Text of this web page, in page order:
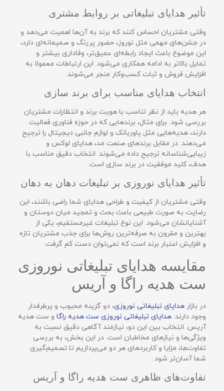
تأثیر هدایای تبلیغاتی بر روابط مشتری
وقتی مشتریان احساس کنند که برند به آن‌ها اهمیت می‌دهد و
در جشن‌های مهمی مثل نوروز، حضور پررنگ و صمیمانه‌ای دارد،
این موضوع باعث ایجاد رابطه‌ای عمیق‌تر، وفاداری بیشتر و
تمایل بالاتر به ادامه همکاری می‌شود. این ارتباطات معمولا به
افزایش فروش و ثبات کسب‌وکار منجر می‌شوند.
انتخاب هدایای مناسب برای برند سازی
هر هدیه باید از نظر تناسب با هویت برند و انتظارات مشتریان
بررسی شود. برای مثال، برندهایی که در حوزه فناوری فعالیت
دارند، هدیه‌هایی مثل پاوربانک و لوازم جانبی دیجیتال را ترجیح
می‌دهند. در مقابل برندهای صنعت مد، هدایای لوکس و
زیبایی‌شناسانه ترجیح داده می‌شوند. انتخاب دقیق مناسب با
هدف، کلید موفقیت در برند سازی است.
تأثیر هدایای نوروزی بر تبلیغات دهان به دهان
وقتی مشتریان از کیفیت و طراحی هدایای شما راضی باشند، این
رضایت به صورت طبیعی باعث بحث و تمجید میان دوستان و
آشنایانشان می‌شود. این نوع تبلیغات غیرمستقیم، یکی از
بهترین و مقرون به صرفه‌ترین روش‌ها برای جذب مشتریان تازه
و افزایش اعتبار برند است که نمی‌توان دست کم گرفت.
مقایسه هدایای تبلیغاتی نوروزی
ست هدیه راگا و آریس
در بازار هدایای تبلیغاتی نوروزی، دو گزینه محبوب و پرطرفدار
وجود دارند: هدایای تبلیغاتی نوروزی ست هدیه راگا و ست هدیه
آریس. انتخاب بین این دو، نیازمند آگاهی دقیق نسبت به
ویژگی‌ها و نیازهای مخاطبان است. در این بخش، به بررسی
تفاوت‌ها، مزایا و کاربردهای هر دو می‌پردازیم تا تصمیم‌گیری
شما آسان‌تر شود.
تفاوت‌های ظاهری ست هدیه راگا و آریس